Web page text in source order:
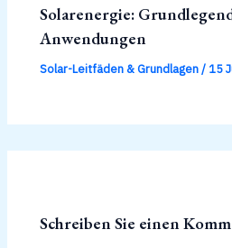
Solarenergie:
Anwendungen
Solar-Leitfäden & Grundlagen/ 15
Schreiben Sie einen